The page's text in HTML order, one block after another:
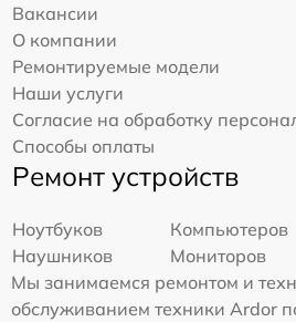
Вакансии
О компании
Ремонтируемые модели
Наши услуги
Согласие на обработку
Способы оплаты
Ремонт устройств
Ноутбуков
Компьютеров
Наушников
Мониторов
Мы занимаемся ремонтом и
обслуживанием техники Ardor